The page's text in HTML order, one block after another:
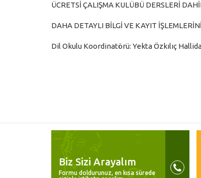
ÜCRETSİ ÇALIŞMA KULÜBÜ DERSLERİ
DAHA DETAYLI BİLGİ VE KAYIT
Dil Okulu Koordinatörü: Yekta Özkılıç
Biz Sizi Arayalım
Formu doldurunuz, en kısa sürede